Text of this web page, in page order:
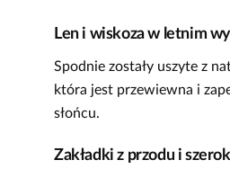
Len i wiskoza w letnim
Spodnie zostały uszyte z
która jest przewiewna i
słońcu.
Zakładki z przodu i